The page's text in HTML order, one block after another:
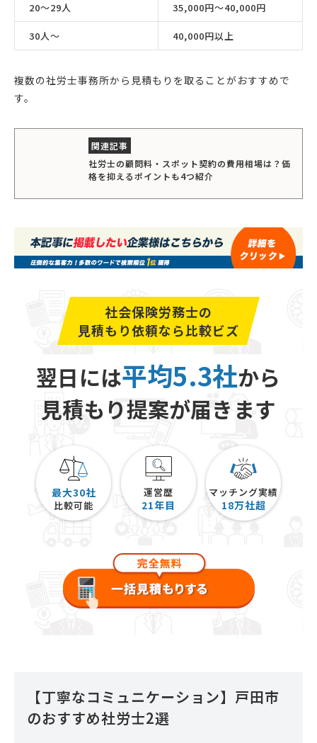
20〜29人 35,000円〜40,000円
30人〜 40,000円以上
複数の社労士事務所から見積もりを取ることがおすすめで
す。
社労士の顧問料・スポット契約の費用相場は？価
格を抑えるポイントも4つ紹介
社会保険労務士の
見積もり依頼なら比較ビズ
翌日には平均5.3社から
見積もり提案が届きます
最大30社
比較可能
運営歴
21年目
マッチング実績
18万社超
【丁寧なコミュニケーション】戸田市
のおすすめ社労士2選